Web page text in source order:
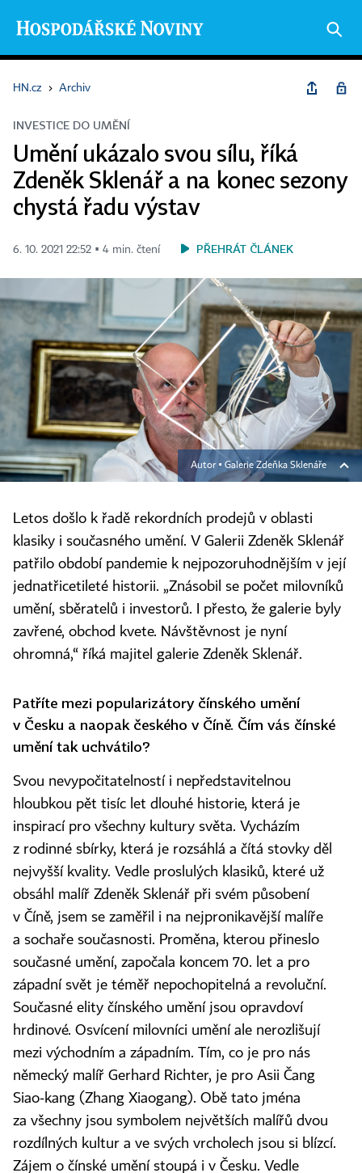
HN.cz › Archiv
INVESTICE DO UMĚNÍ
Umění ukázalo svou sílu, říká
Zdeněk Sklenář a na konec sezony
chystá řadu výstav
6. 10. 2021 22:52 ▪ 4 min. čtení PŘEHRÁT ČLÁNEK
Autor ▪ Galerie Zdeňka Sklenáře
Letos došlo k řadě rekordních prodejů v oblasti
klasiky i současného umění. V Galerii Zdeněk Sklenář
patřilo období pandemie k nejpozoruhodnějším v její
jednatřicetileté historii. „Znásobil se počet milovníků
umění, sběratelů i investorů. I přesto, že galerie byly
zavřené, obchod kvete. Návštěvnost je nyní
ohromná,“ říká majitel galerie Zdeněk Sklenář.
Patříte mezi popularizátory čínského umění
v Česku a naopak českého v Číně. Čím vás čínské
umění tak uchvátilo?
Svou nevypočitatelností i nepředstavitelnou
hloubkou pět tisíc let dlouhé historie, která je
inspirací pro všechny kultury světa. Vycházím
z rodinné sbírky, která je rozsáhlá a čítá stovky děl
nejvyšší kvality. Vedle proslulých klasiků, které už
obsáhl malíř Zdeněk Sklenář při svém působení
v Číně, jsem se zaměřil i na nejpronikavější malíře
a sochaře současnosti. Proměna, kterou přineslo
současné umění, započala koncem 70. let a pro
západní svět je téměř nepochopitelná a revoluční.
Současné elity čínského umění jsou opravdoví
hrdinové. Osvícení milovníci umění ale nerozlišují
mezi východním a západním. Tím, co je pro nás
německý malíř Gerhard Richter, je pro Asii Čang
Siao‑kang (Zhang Xiaogang). Obě tato jména
za všechny jsou symbolem největších malířů dvou
rozdílných kultur a ve svých vrcholech jsou si blízcí.
Zájem o čínské umění stoupá i v Česku. Vedle